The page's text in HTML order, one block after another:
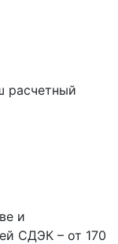
расчетный
и
СДЭК – от 170